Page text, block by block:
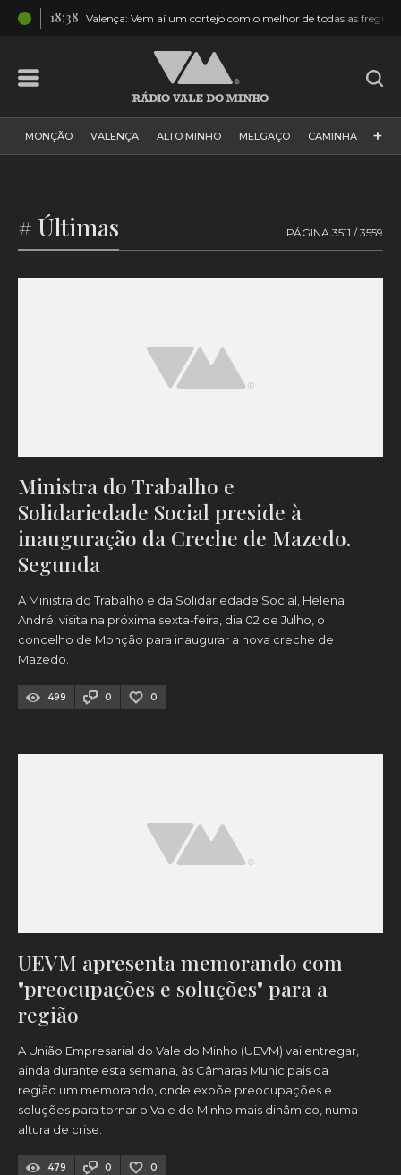
18:38 Valença: Vem aí um cortejo com o melhor de todas as
MONÇÃO VALENÇA ALTO MINHO MELGAÇO CAMINHA
VALE DO MINHO MINHO MUNDO ESPANHA NORTE
+
# Últimas PÁGINA 3511 / 3559
Ministra do Trabalho e
Solidariedade Social preside à
inauguração da Creche de Mazedo.
Segunda
A Ministra do Trabalho e da Solidariedade Social, Helena
André, visita na próxima sexta-feira, dia 02 de Julho, o
concelho de Monção para inaugurar a nova creche de
Mazedo.
499 0 0
UEVM apresenta memorando com
"preocupações e soluções" para a
região
A União Empresarial do Vale do Minho (UEVM) vai entregar,
ainda durante esta semana, às Câmaras Municipais da
região um memorando, onde expõe preocupações e
soluções para tornar o Vale do Minho mais dinâmico, numa
altura de crise.
479 0 0